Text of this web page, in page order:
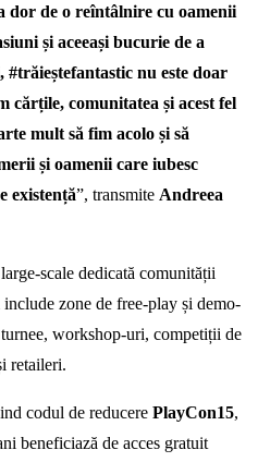
dor de o reîntâlnire cu oamenii
și aceeași bucurie de a
nu este doar
cărțile, comunitatea și acest fel
mult să fim acolo și să
și oamenii care iubesc
existență”, transmite Andreea
scale dedicată comunității
zone de free-play și demo-
workshop-uri, competiții de
retaileri.
codul de reducere PlayCon15,
beneficiază de acces gratuit